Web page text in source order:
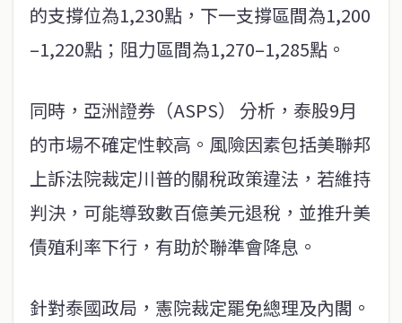
的支撐位為1,230點，下一支撐區間為1,200
–1,220點；阻力區間為1,270–1,285點。
同時，亞洲證券（ASPS） 分析，泰股9月
的市場不確定性較高。風險因素包括美聯邦
上訴法院裁定川普的關稅政策違法，若維持
判決，可能導致數百億美元退稅，並推升美
債殖利率下行，有助於聯準會降息。
針對泰國政局，憲院裁定罷免總理及內閣。